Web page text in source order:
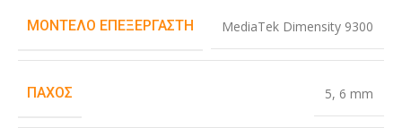
ΜΟΝΤΈΛΟ ΕΠΕΞΕΡΓΑΣΤΉ MediaTek Dimensity 9300
ΠΆΧΟΣ 5, 6 mm